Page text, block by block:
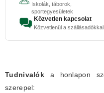
Iskolák, táborok,
sportegyesületek
Közvetlen kapcsolat
Közvetlenül a szállásadókkal
Tudnivalók a honlapon
szerepel: